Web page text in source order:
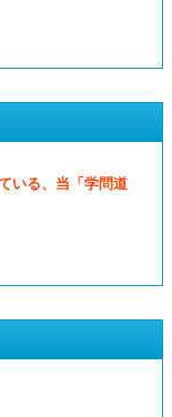
いる、当「学問道